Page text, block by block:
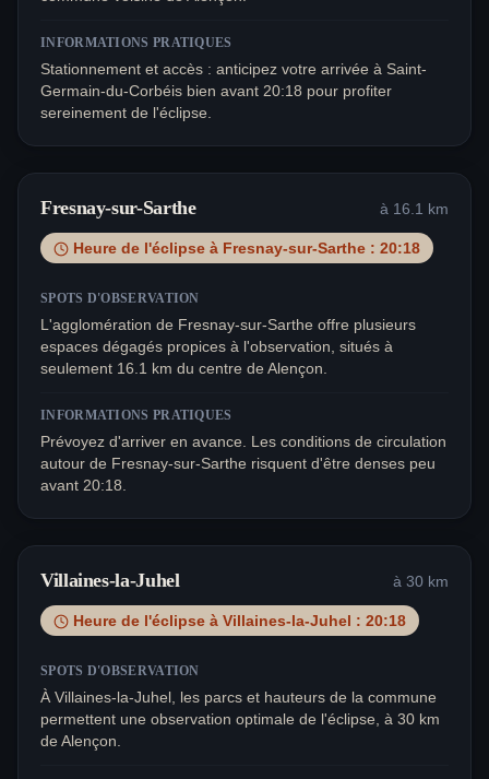
INFORMATIONS PRATIQUES
Stationnement et accès : anticipez votre arrivée à Saint-
Germain-du-Corbéis bien avant 20:18 pour profiter
sereinement de l'éclipse.
Fresnay-sur-Sarthe à 16.1 km
Heure de l'éclipse à Fresnay-sur-Sarthe : 20:18
SPOTS D'OBSERVATION
L'agglomération de Fresnay-sur-Sarthe offre plusieurs
espaces dégagés propices à l'observation, situés à
seulement 16.1 km du centre de Alençon.
INFORMATIONS PRATIQUES
Prévoyez d'arriver en avance. Les conditions de circulation
autour de Fresnay-sur-Sarthe risquent d'être denses peu
avant 20:18.
Villaines-la-Juhel à 30 km
Heure de l'éclipse à Villaines-la-Juhel : 20:18
SPOTS D'OBSERVATION
À Villaines-la-Juhel, les parcs et hauteurs de la commune
permettent une observation optimale de l'éclipse, à 30 km
de Alençon.